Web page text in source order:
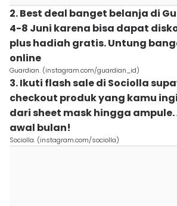
2. Best deal banget belanja di
4-8 Juni karena bisa dapat
plus hadiah gratis. Untung
online
Guardian. (instagram.com/guardian_id)
3. Ikuti flash sale di Sociolla
checkout produk yang kamu
dari sheet mask hingga
awal bulan!
Sociolla. (instagram.com/sociolla)